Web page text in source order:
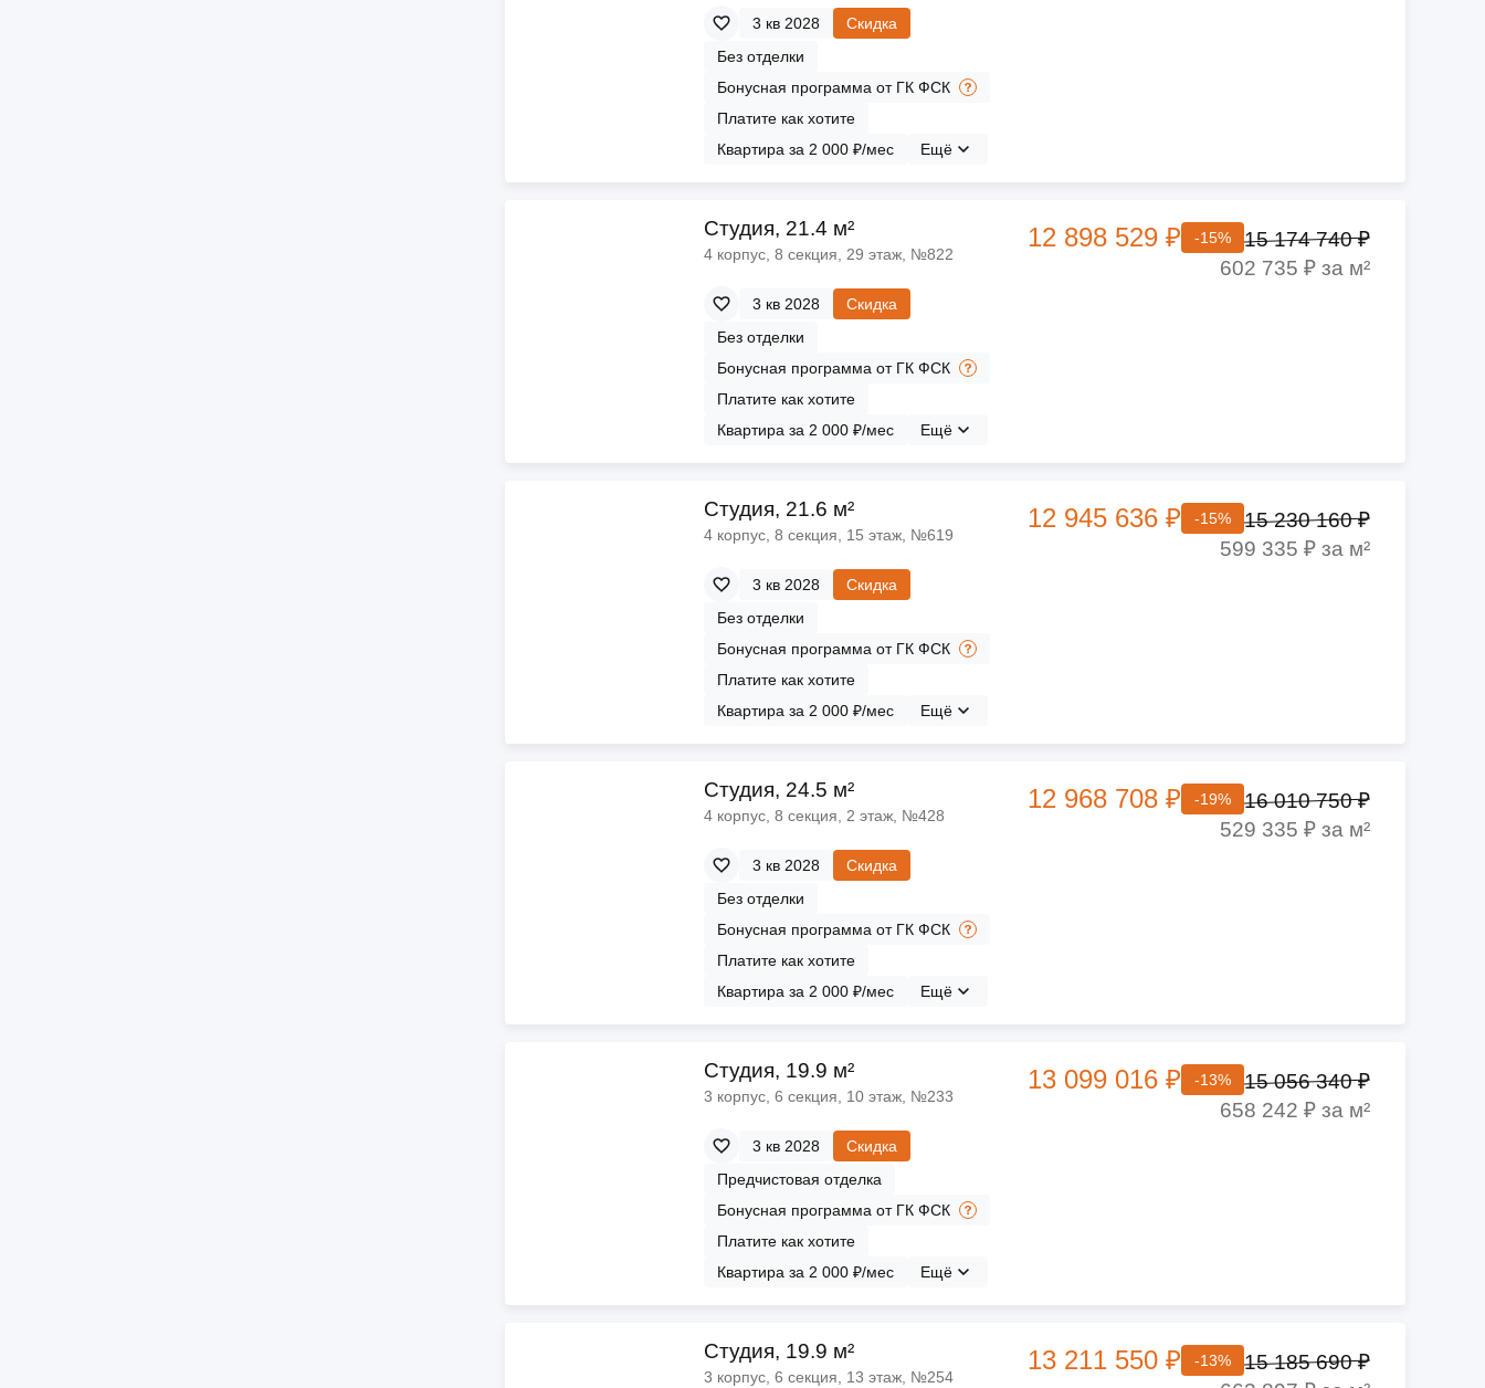
3 кв 2028
Скидка
Без отделки
Бонусная программа от ГК ФСК
Платите как хотите
Квартира за 2 000 ₽/мес
Ещё
Cтудия, 21.4 м²
4 корпус, 8 секция, 29 этаж, №822
3 кв 2028
Скидка
Без отделки
Бонусная программа от ГК ФСК
Платите как хотите
Квартира за 2 000 ₽/мес
Ещё
12 898 529 ₽ -15%
15 174 740 ₽
602 735 ₽ за м²
Cтудия, 21.6 м²
4 корпус, 8 секция, 15 этаж, №619
3 кв 2028
Скидка
Без отделки
Бонусная программа от ГК ФСК
Платите как хотите
Квартира за 2 000 ₽/мес
Ещё
12 945 636 ₽ -15%
15 230 160 ₽
599 335 ₽ за м²
Cтудия, 24.5 м²
4 корпус, 8 секция, 2 этаж, №428
3 кв 2028
Скидка
Без отделки
Бонусная программа от ГК ФСК
Платите как хотите
Квартира за 2 000 ₽/мес
Ещё
12 968 708 ₽ -19%
16 010 750 ₽
529 335 ₽ за м²
Cтудия, 19.9 м²
3 корпус, 6 секция, 10 этаж, №233
3 кв 2028
Скидка
Предчистовая отделка
Бонусная программа от ГК ФСК
Платите как хотите
Квартира за 2 000 ₽/мес
Ещё
13 099 016 ₽ -13%
15 056 340 ₽
658 242 ₽ за м²
Cтудия, 19.9 м²
3 корпус, 6 секция, 13 этаж, №254
13 211 550 ₽ -13%
15 185 690 ₽